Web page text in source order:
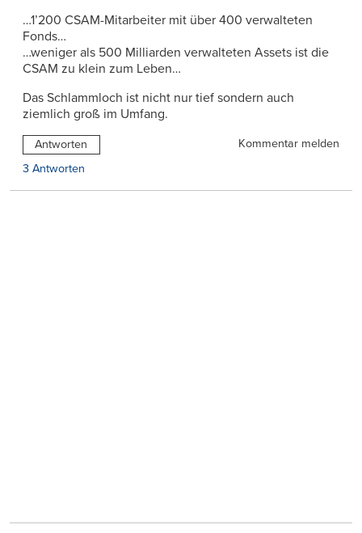
…1’200 CSAM-Mitarbeiter mit über 400 verwalteten
Fonds…
…weniger als 500 Milliarden verwalteten Assets ist die
CSAM zu klein zum Leben…
Das Schlammloch ist nicht nur tief sondern auch
ziemlich groß im Umfang.
Antworten
Kommentar melden
3 Antworten